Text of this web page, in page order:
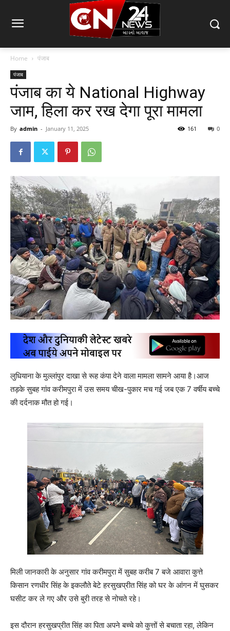
Home पंजाब
पंजाब
पंजाब का ये National Highway
जाम, हिला कर रख देगा पूरा मामला
By admin - January 11, 2025 0
161
लुधियाना के मुल्लांपुर दाखा से रूह कंपा देने वाला मामला सामने आया है।आज
तड़के सुबह गांव करीमपुरा में उस समय चीख-पुकार मच गई जब एक 7 वर्षीय बच्चे
की दर्दनाक मौत हो गई।
मिली जानकारी के अनुसार गांव करीमपुरा में सुबह करीब 7 बजे आवारा कुत्ते
किसान रणधीर सिंह के इकलौते बेटे हरसुखप्रीत सिंह को घर के आंगन में घुसकर
घसीट कर ले गए और उसे बुरी तरह से नोचते रहे।
इस दौरान हरसुखप्रीत सिंह का पिता अपने बच्चे को कुत्तों से बचाता रहा, लेकिन